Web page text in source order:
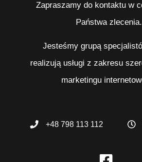
Zapraszamy do kontaktu w
Państwa zlecenia.
Jesteśmy grupą
realizują usługi z zakresu
marketingu
+48 798 113 112